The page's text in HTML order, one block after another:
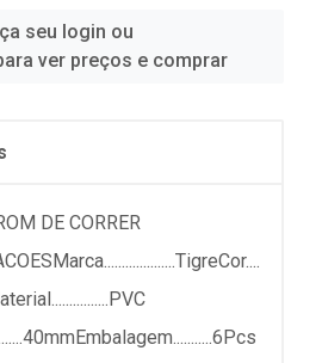
seu login ou
ver preços e comprar
DE CORRER